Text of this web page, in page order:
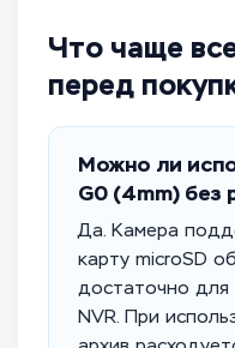
Что чаще
перед
Можно ли
G0 (4mm) без
Да. Камера
карту microSD
достаточно
NVR. При